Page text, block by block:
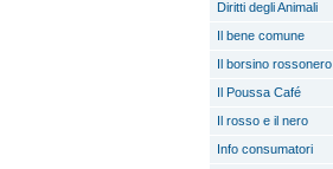
Diritti degli Animali
Il bene comune
Il borsino rossonero
Il Poussa Café
Il rosso e il nero
Info consumatori